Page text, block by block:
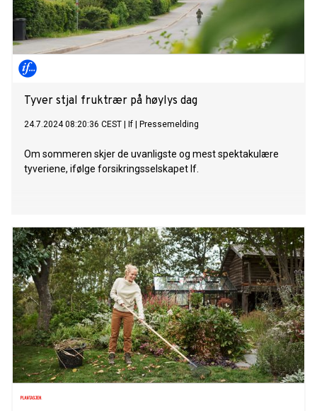
Tyver stjal fruktrær på høylys dag
24.7.2024 08:20:36 CEST If Pressemelding
Om sommeren skjer de uvanligste og mest spektakulære
tyveriene, ifølge forsikringsselskapet If.